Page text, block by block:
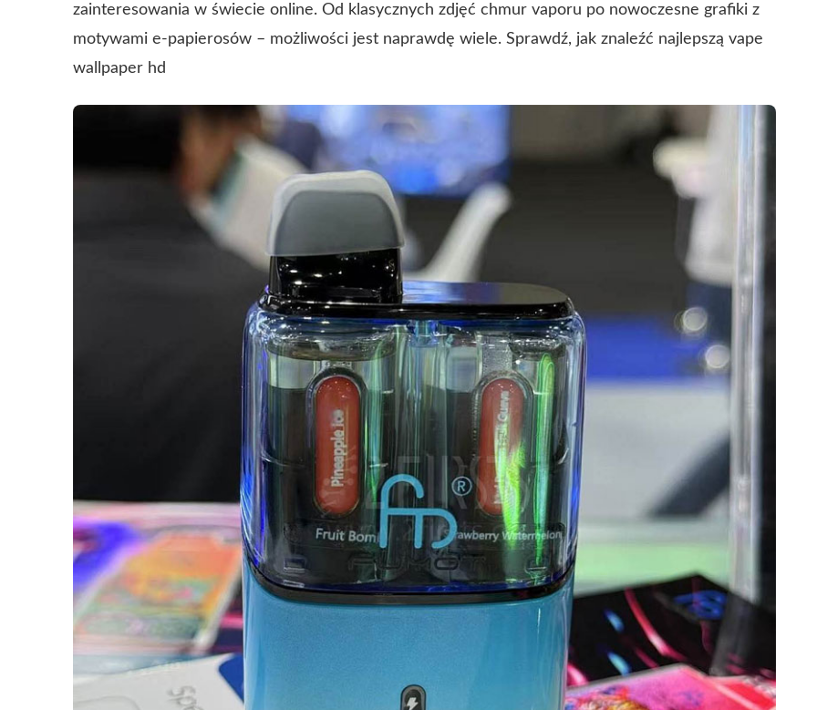
zainteresowania w świecie online. Od klasycznych zdjęć chmur vaporu po nowoczesne grafiki z
motywami e-papierosów – możliwości jest naprawdę wiele. Sprawdź, jak znaleźć najlepszą vape
wallpaper hd